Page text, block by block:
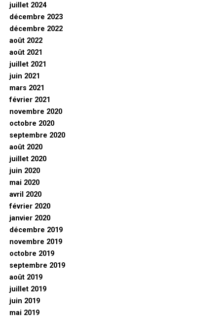
juillet 2024
décembre 2023
décembre 2022
août 2022
août 2021
juillet 2021
juin 2021
mars 2021
février 2021
novembre 2020
octobre 2020
septembre 2020
août 2020
juillet 2020
juin 2020
mai 2020
avril 2020
février 2020
janvier 2020
décembre 2019
novembre 2019
octobre 2019
septembre 2019
août 2019
juillet 2019
juin 2019
mai 2019